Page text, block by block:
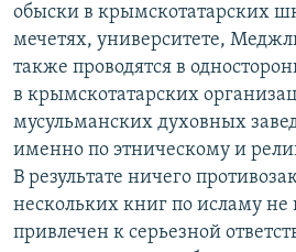
обыски в крымскотатарских
мечетях, университете,
также проводятся в
в крымскотатарских
мусульманских духовных
именно по этническому и
В результате ничего
нескольких книг по исламу не
привлечен к серьезной